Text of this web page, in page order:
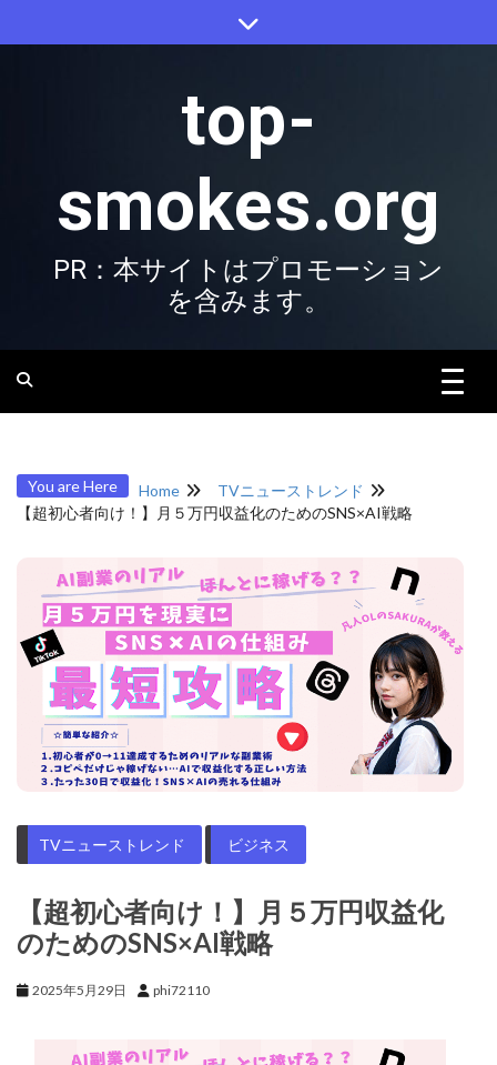
top-
smokes.org
PR：本サイトはプロモーション
を含みます。
You are Here Home
TVニューストレンド
【超初心者向け！】月５万円収益化のためのSNS×AI戦略
TVニューストレンド ビジネス
【超初心者向け！】月５万円収益化
のためのSNS×AI戦略
2025年5月29日 phi72110